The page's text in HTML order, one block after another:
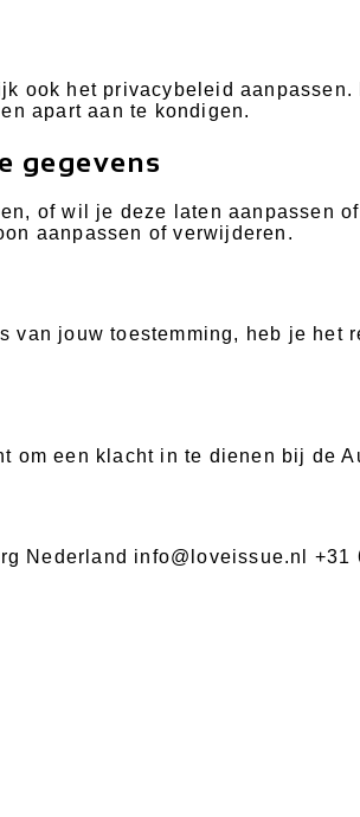
ook het privacybeleid
apart aan te kondigen.
gegevens
of wil je deze laten aanpassen
aanpassen of verwijderen.
van jouw toestemming, heb je
een klacht in te dienen bij de
Nederland info@loveissue.nl +31